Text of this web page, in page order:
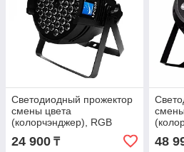
Светодиодный прожектор
смены цвета
(колорчэнджер), RGB
54х1,5Вт, Big Dipper
LPC008
24 900 ₸ 48